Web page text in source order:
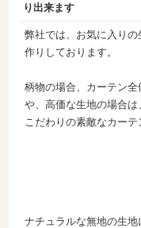
り出来ます
弊社では、お気に入り
作りしております。
柄物の場合、カーテン
や、高価な生地の場合は
こだわりの素敵なカーテ
ナチュラルな無地の生地